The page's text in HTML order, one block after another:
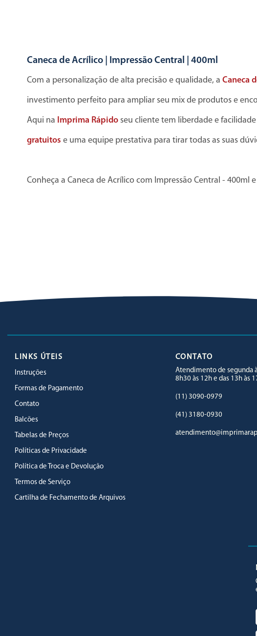
Caneca de Acrílico | Impressão Central | 400ml
Com a personalização de alta precisão e qualidade, a Caneca
investimento perfeito para ampliar seu mix de produtos e
Aqui na Imprima Rápido seu cliente tem liberdade e
gratuitos e uma equipe prestativa para tirar todas as suas
Conheça a Caneca de Acrílico com Impressão Central - 400ml
LINKS ÚTEIS
Instruções
Formas de Pagamento
Contato
Balcões
Tabelas de Preços
Políticas de Privacidade
Política de Troca e Devolução
Termos de Serviço
Cartilha de Fechamento de Arquivos
CONTATO
Atendimento de segunda
8h30 às 12h e das 13h às
(11) 3090-0979
(41) 3180-0930